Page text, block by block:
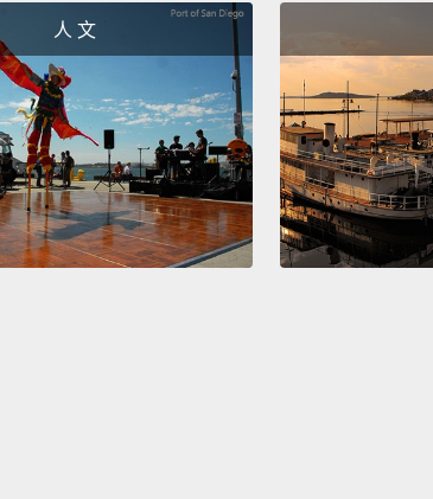
人 文